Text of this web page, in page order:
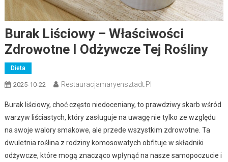
Burak Liściowy – Właściwości
Zdrowotne I Odżywcze Tej Rośliny
Dieta
2025-10-22 Restauracjamaryensztadt.pl
Burak liściowy, choć często niedoceniany, to prawdziwy skarb wśród
warzyw liściastych, który zasługuje na uwagę nie tylko ze względu
na swoje walory smakowe, ale przede wszystkim zdrowotne. Ta
dwuletnia roślina z rodziny komosowatych obfituje w składniki
odżywcze, które mogą znacząco wpłynąć na nasze samopoczucie i